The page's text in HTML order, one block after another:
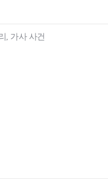
, 가사 사건